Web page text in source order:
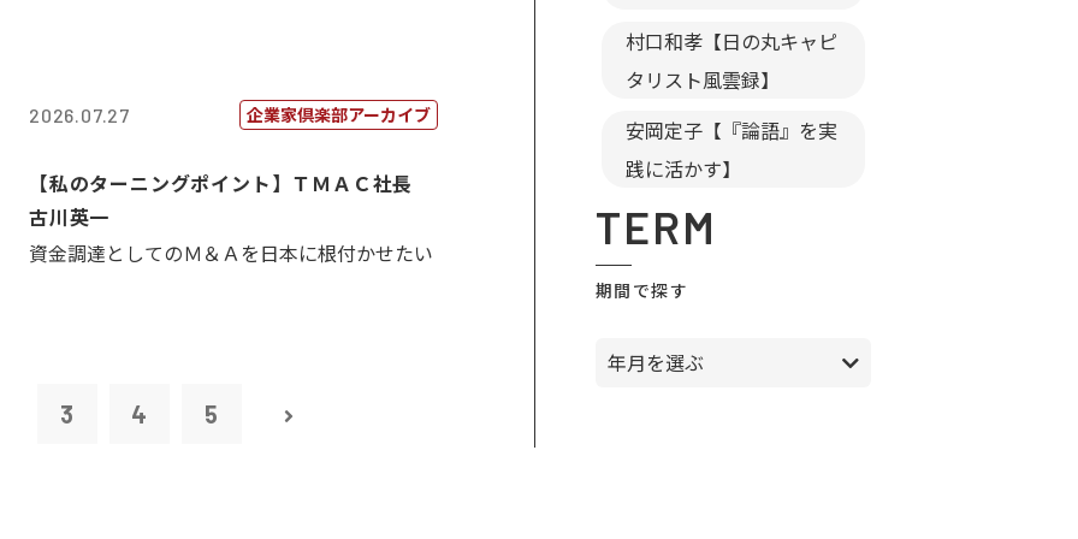
2026.07.27 企業家倶楽部アーカイブ
【私のターニングポイント】ＴＭＡＣ社長
古川英一
資金調達としてのＭ＆Ａを日本に根付かせたい
3 4 5
村口和孝【日の丸キャピ
タリスト風雲録】
安岡定子【『論語』を実
践に活かす】
TERM
期間で探す
年月を選ぶ